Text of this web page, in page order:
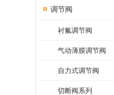
调节阀
衬氟调节阀
气动薄膜调节阀
自力式调节阀
切断阀系列